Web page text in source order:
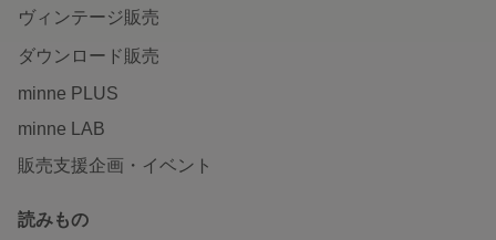
ヴィンテージ販売
ダウンロード販売
minne PLUS
minne LAB
販売支援企画・イベント
読みもの